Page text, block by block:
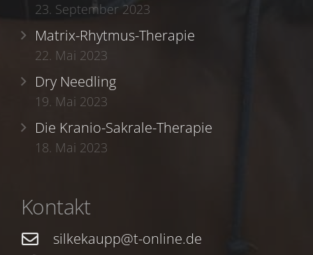
23. September 2023
Matrix-Rhytmus-Therapie
22. Mai 2023
Dry Needling
19. Mai 2023
Die Kranio-Sakrale-Therapie
18. Mai 2023
Kontakt
silkekaupp@t-online.de